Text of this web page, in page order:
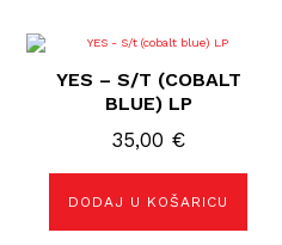
YES – S/T (COBALT
BLUE) LP
35,00 €
DODAJ U KOŠARICU